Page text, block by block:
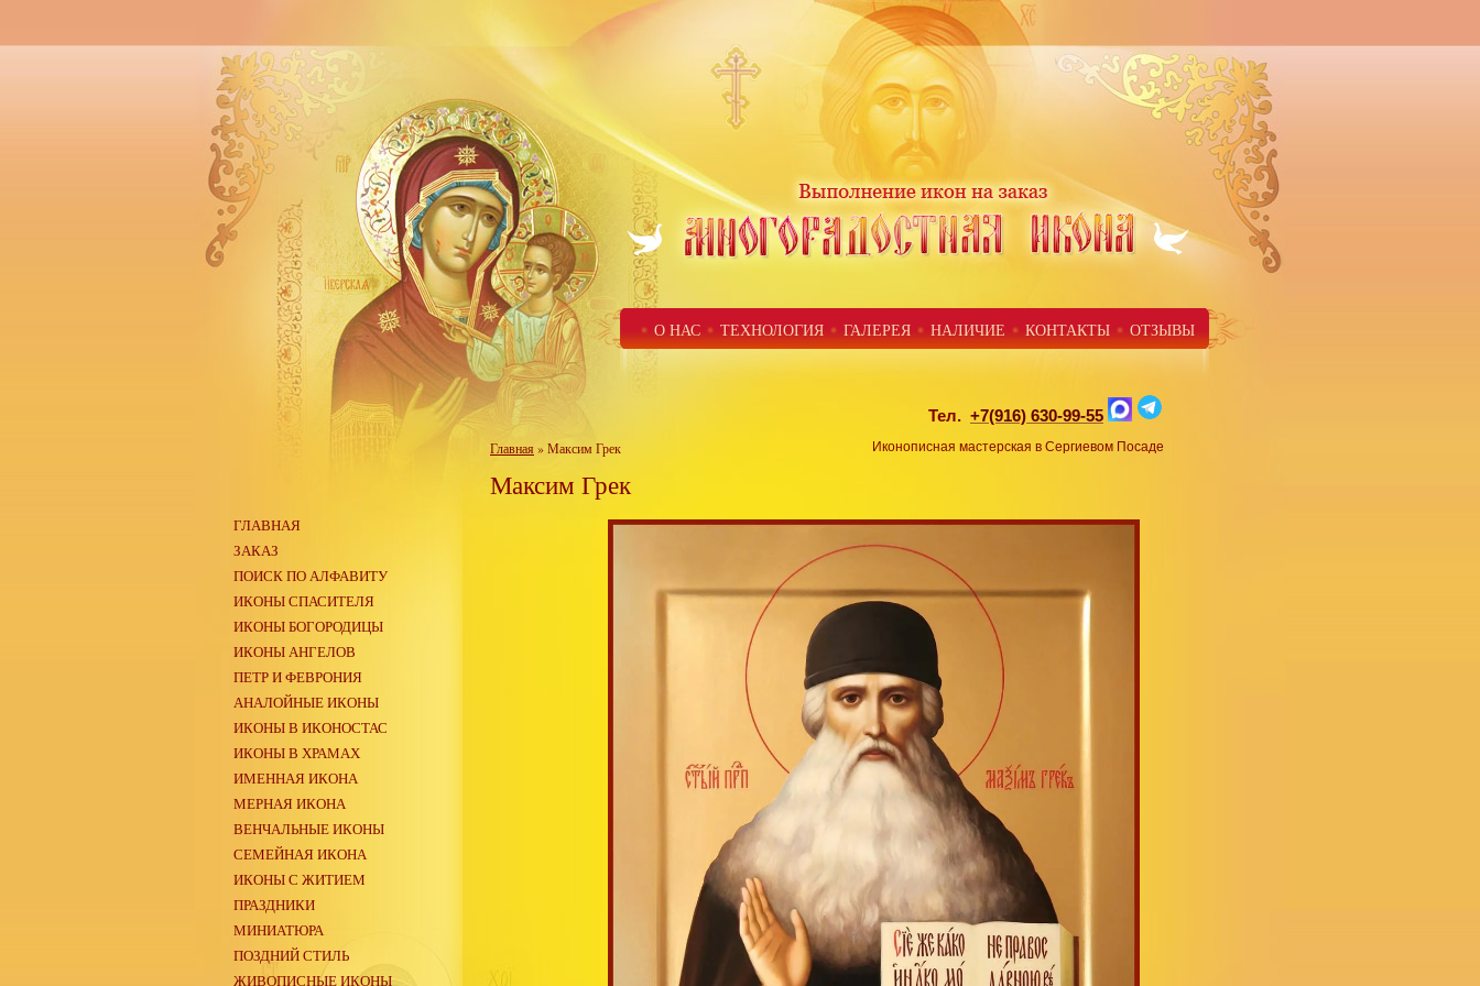
Тел. +7(916) 630-99-55
Иконописная мастерская в Сергиевом Посаде
О НАС ТЕХНОЛОГИЯ ГАЛЕРЕЯ НАЛИЧИЕ КОНТАКТЫ ОТЗЫВЫ
Главная» Максим Грек
Максим Грек
ГЛАВНАЯ
ЗАКАЗ
ПОИСК ПО АЛФАВИТУ
ИКОНЫ СПАСИТЕЛЯ
ИКОНЫ БОГОРОДИЦЫ
ИКОНЫ АНГЕЛОВ
ПЕТР И ФЕВРОНИЯ
АНАЛОЙНЫЕ ИКОНЫ
ИКОНЫ В ИКОНОСТАС
ИКОНЫ В ХРАМАХ
ИМЕННАЯ ИКОНА
МЕРНАЯ ИКОНА
ВЕНЧАЛЬНЫЕ ИКОНЫ
СЕМЕЙНАЯ ИКОНА
ИКОНЫ С ЖИТИЕМ
ПРАЗДНИКИ
МИНИАТЮРА
ПОЗДНИЙ СТИЛЬ
ЖИВОПИСНЫЕ ИКОНЫ